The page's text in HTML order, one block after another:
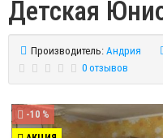
Детская
Производитель: Андрия
0 отзывов
-10 %